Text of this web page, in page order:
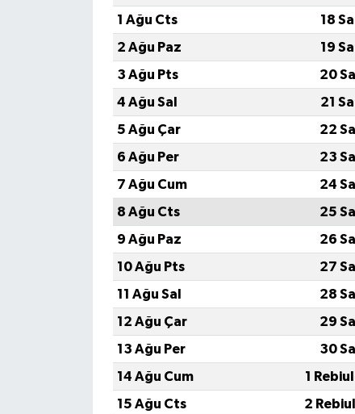
1 Ağu Cts
18
2 Ağu Paz
19
3 Ağu Pts
20
4 Ağu Sal
21
5 Ağu Çar
22
6 Ağu Per
23
7 Ağu Cum
24
8 Ağu Cts
25
9 Ağu Paz
26
10 Ağu Pts
27
11 Ağu Sal
28
12 Ağu Çar
29
13 Ağu Per
30
14 Ağu Cum
1
15 Ağu Cts
2